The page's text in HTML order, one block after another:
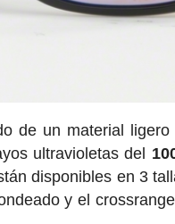
de un material
ultravioletas del
disponibles en 3
y el